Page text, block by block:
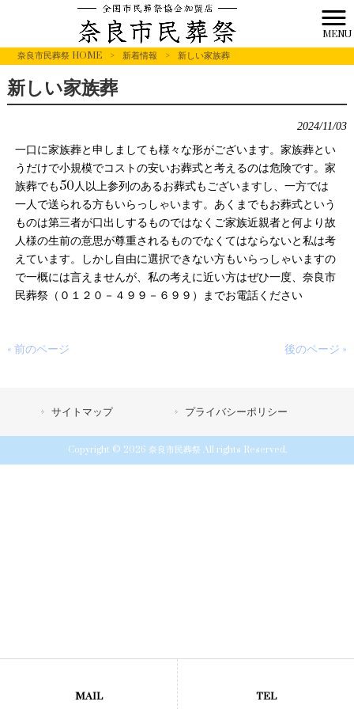
MENU
奈良市民葬祭 HOME
> 新着情報 > 新しい家族葬
新しい家族葬
2024/11/03
一口に家族葬と申しましても様々な形がございます。家族葬とい
うだけで小規模でコストの安いお葬式と考えるのは危険です。家
族葬でも50人以上参列のあるお葬式もございますし、一方では
一人で送られる方もいらっしゃいます。あくまでもお葬式という
ものは第三者が口出しするものではなくご家族近親者と何より故
人様の生前の意思が尊重されるものでなくてはならないと私は考
えています。しかし自由に選択できない方もいらっしゃいますの
で一概には言えませんが、私の考えに近い方はぜひ一度、奈良市
民葬祭（０１２０－４９９－６９９）までお電話ください
« 前のページ 後のページ »
サイトマップ プライバシーポリシー
Copyright © 2026 奈良市民葬祭 All rights Reserved.
MAIL TEL